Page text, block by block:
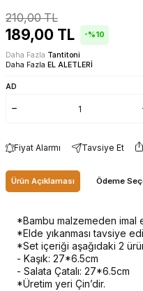
210,00TL
189,00 TL -%10
Daha Fazla Tantitoni
Daha Fazla EL ALETLERİ
AD
Fiyat Alarmı Tavsiye Et
Ürün Açıklaması Ödeme
*Bambu malzemeden imal
*Elde yıkanması tavsiye
*Set içeriği aşağıdaki 2
- Kaşık: 27*6.5cm
- Salata Çatalı: 27*6.5cm
*Üretim yeri Çin’dir.